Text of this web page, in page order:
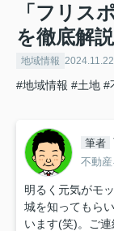
「フリス
を徹底解説
地域情報 2024.11.22
#地域情報 #土地 #
筆者
不動
明るく元気がモ
城を知ってもら
います(笑)。ご連